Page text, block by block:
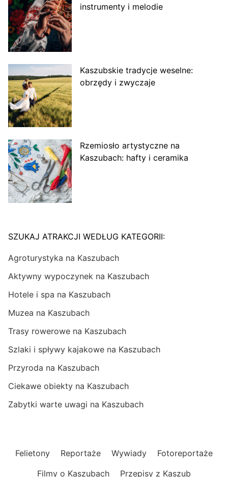
instrumenty i melodie
Kaszubskie tradycje weselne:
obrzędy i zwyczaje
Rzemiosło artystyczne na
Kaszubach: hafty i ceramika
SZUKAJ ATRAKCJI WEDŁUG KATEGORII:
Agroturystyka na Kaszubach
Aktywny wypoczynek na Kaszubach
Hotele i spa na Kaszubach
Muzea na Kaszubach
Trasy rowerowe na Kaszubach
Szlaki i spływy kajakowe na Kaszubach
Przyroda na Kaszubach
Ciekawe obiekty na Kaszubach
Zabytki warte uwagi na Kaszubach
Felietony Reportaże Wywiady
Fotoreportaże
Filmy o Kaszubach
Przepisy z Kaszub